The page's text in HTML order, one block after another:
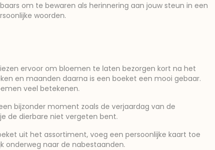
om te bewaren als herinnering aan jouw steun in een
woorden.
ervoor om bloemen te laten bezorgen kort na het
en maanden daarna is een boeket een mooi gebaar.
veel betekenen.
bijzonder moment zoals de verjaardag van de
de dierbare niet vergeten bent.
uit het assortiment, voeg een persoonlijke kaart toe
onderweg naar de nabestaanden.